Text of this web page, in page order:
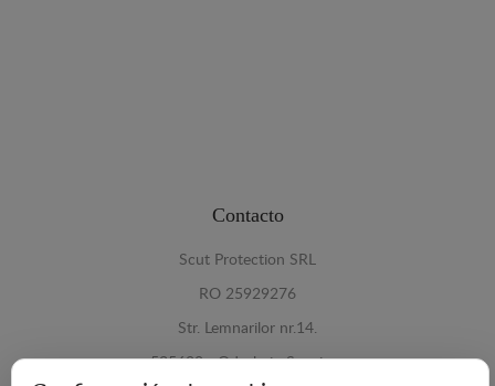
Contacto
Scut Protection SRL
RO 25929276
Str. Lemnarilor nr.14.
535600 - Odorheiu Secuiesc